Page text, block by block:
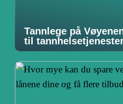
Tannlege på
til